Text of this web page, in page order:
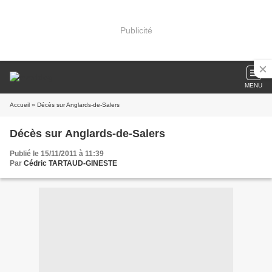
Publicité
MENU
Accueil » Décès sur Anglards-de-Salers
Décès sur Anglards-de-Salers
Publié le 15/11/2011 à 11:39
Par Cédric TARTAUD-GINESTE